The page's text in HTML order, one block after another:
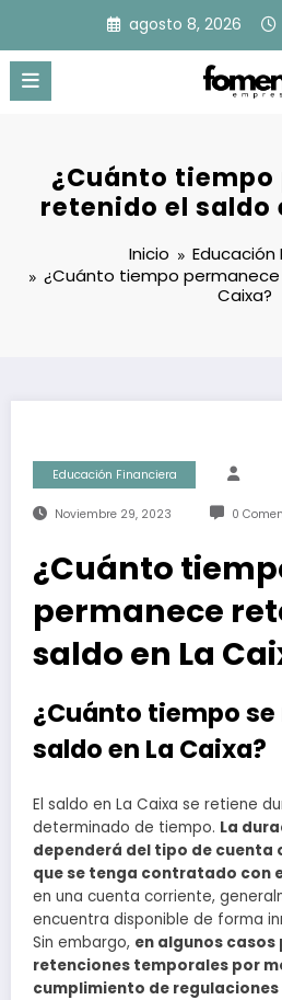
contenido
agosto 8, 2026
¿Cuánto tiempo
retenido el saldo
Inicio
Educación
¿Cuánto tiempo
Caixa?
Educación Financiera
Noviembre 29, 2023 0
¿Cuánto
permanece
saldo en La
¿Cuánto tiempo
saldo en La Caixa?
El saldo en La Caixa se retiene
determinado de tiempo. La
dependerá del tipo de
que se tenga contratado con
en una cuenta corriente,
encuentra disponible de forma
Sin embargo, en algunos casos
retenciones temporales por
cumplimiento de